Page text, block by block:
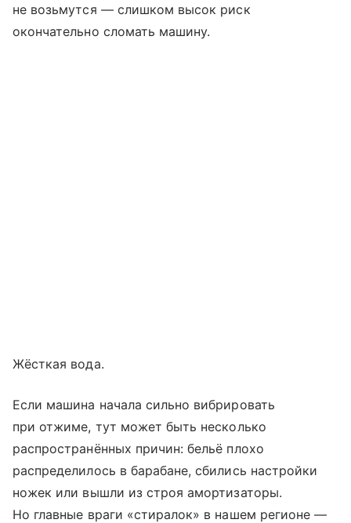
не возьмутся — слишком высок риск
окончательно сломать машину.
Жёсткая вода.
Если машина начала сильно вибрировать
при отжиме, тут может быть несколько
распространённых причин: бельё плохо
распределилось в барабане, сбились настройки
ножек или вышли из строя амортизаторы.
Но главные враги «стиралок» в нашем регионе —